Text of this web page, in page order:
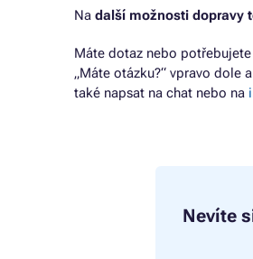
Na další možnosti dopravy
Máte dotaz nebo
„Máte otázku?“ vpravo dole
také napsat na chat nebo na
Nevíte